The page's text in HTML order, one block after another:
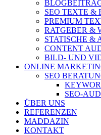
SEO TEXTE &
PREMIUM
RATGEBER &
STATISCHE &
CONTENT
BILD- UND
ONLINE
SEO
SEO-
ÜBER UNS
REFERENZEN
MADDAZIN
KONTAKT